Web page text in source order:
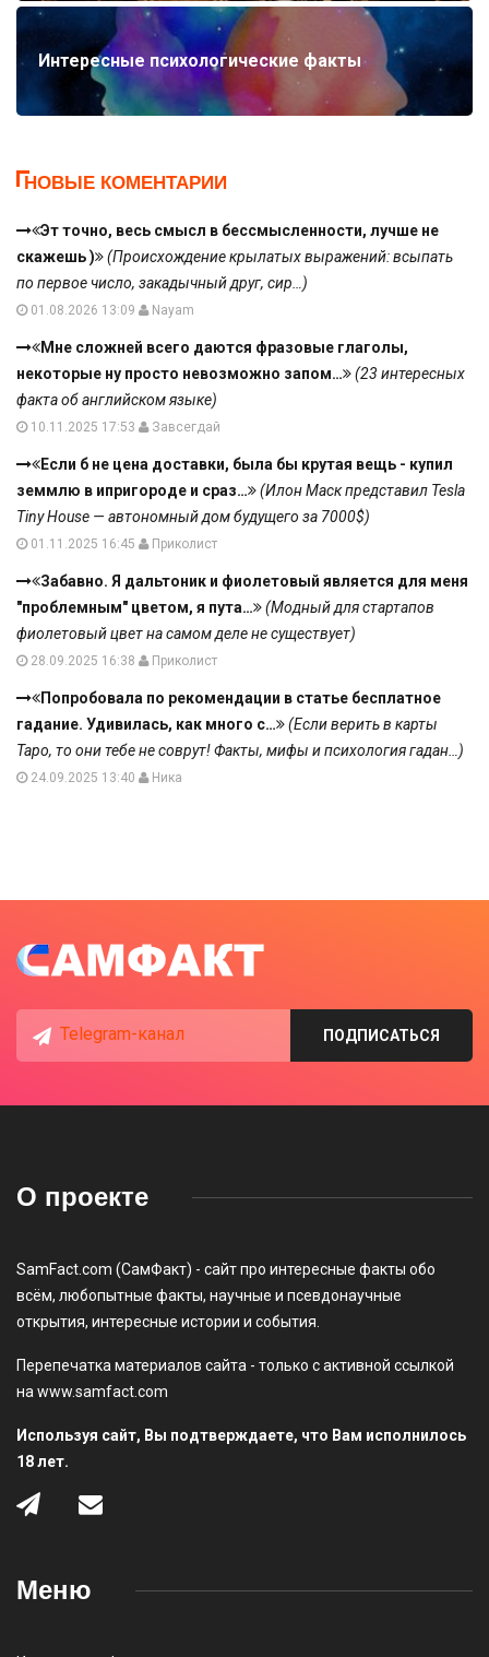
Интересные психологические факты
НОВЫЕ КОМЕНТАРИИ
Эт точно, весь смысл в бессмысленности, лучше не
скажешь )
(Происхождение крылатых выражений: всыпать
по первое число, закадычный друг, сир…)
01.08.2026 13:09 Nayam
Мне сложней всего даются фразовые глаголы,
некоторые ну просто невозможно запом…
(23 интересных
факта об английском языке)
10.11.2025 17:53 Завсегдай
Если б не цена доставки, была бы крутая вещь - купил
земмлю в ипригороде и сраз…
(Илон Маск представил Tesla
Tiny House — автономный дом будущего за 7000$)
01.11.2025 16:45 Приколист
Забавно. Я дальтоник и фиолетовый является для меня
"проблемным" цветом, я пута…
(Модный для стартапов
фиолетовый цвет на самом деле не существует)
28.09.2025 16:38 Приколист
Попробовала по рекомендации в статье бесплатное
гадание. Удивилась, как много с…
(Если верить в карты
Таро, то они тебе не соврут! Факты, мифы и психология гадан…)
24.09.2025 13:40 Ника
Telegram-канал ПОДПИСАТЬСЯ
О проекте
SamFact.com (СамФакт) - сайт про интересные факты обо
всём, любопытные факты, научные и псевдонаучные
открытия, интересные истории и события.
Перепечатка материалов сайта - только с активной ссылкой
на www.samfact.com
Используя сайт, Вы подтверждаете, что Вам исполнилось
18 лет.
Меню